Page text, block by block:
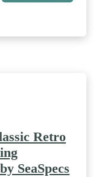
Retro
SeaSpecs